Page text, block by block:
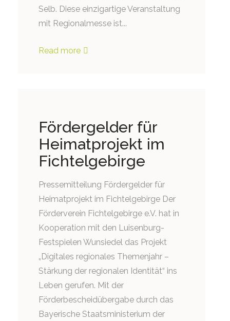
Selb. Diese einzigartige Veranstaltung
mit Regionalmesse ist...
Read more
Fördergelder für
Heimatprojekt im
Fichtelgebirge
Pressemitteilung Fördergelder für
Heimatprojekt im Fichtelgebirge Der
Förderverein Fichtelgebirge e.V. hat in
Kooperation mit den Luisenburg-
Festspielen Wunsiedel das Projekt
„Digitales regionales Themenjahr –
Stärkung der regionalen Identität“ ins
Leben gerufen. Mit der
Förderbescheidübergabe durch das
Bayerische Staatsministerium der